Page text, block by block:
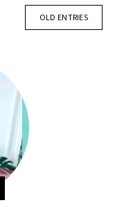
OLD ENTRIES